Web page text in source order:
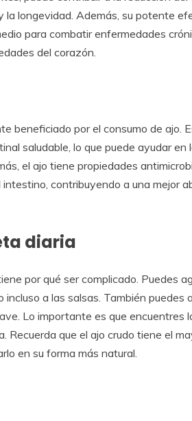
la longevidad. Además, su potente
para combatir enfermedades
del corazón.
beneficiado por el consumo de ajo.
saludable, lo que puede ayudar en
el ajo tiene propiedades
contribuyendo a una mejor
diaria
por qué ser complicado. Puedes
a las salsas. También puedes
Lo importante es que encuentres
que el ajo crudo tiene el
en su forma más natural.